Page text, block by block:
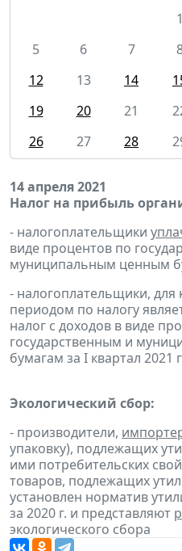
1
5
6 7
12
13 14
19
20 21
26
27 28
14 апреля 2021
Налог на прибыль
- налогоплательщики
виде процентов по
муниципальным ценным
- налогоплательщики,
периодом по налогу
налог с доходов в виде
государственным и
бумагам за I квартал 2021
Экологический сбор:
- производители,
упаковку), подлежащих
ими потребительских
товаров, подлежащих
установлен норматив
за 2020 г. и представляют
экологического сбора